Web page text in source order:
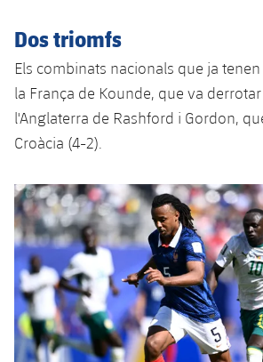
Barça Cafe
Ciutat Esportiva
La Masia
plusicon
més
Serveis Mèdics
Accessibilitat
Acreditacions
Instal·lacions
SUB10 B
SUB9 B
SUB8 A
SUB8 B
Jugadors
Fotos
Història
Infantil A
Infantil B
Mini
Entrades
Resultats
Fotos
Història
Palmarès
Calendari
Resultats
Classificació
Jugadors
Fotos
Actualitat
Juvenil
Cadet A
Cadet B
Infantil A
Infantil B
PLUSICON
MÉS
Primer equip
plusicon
Actualitat
Calendari
Entrades
Resultats
Classificació
Barça Atlètic
Actualitat
Calendari
Resultats
Jugadors
Base
plusicon
més
Actualitat
Juvenil
Cadet
Campus Verano
PLUSICON
MÉS
Primer equip
plusicon
més
Dos triomfs
Els combinats nacionals que ja
la França de Kounde, que va derrotar
l'Anglaterra de Rashford i Gordon,
Croàcia (4-2).